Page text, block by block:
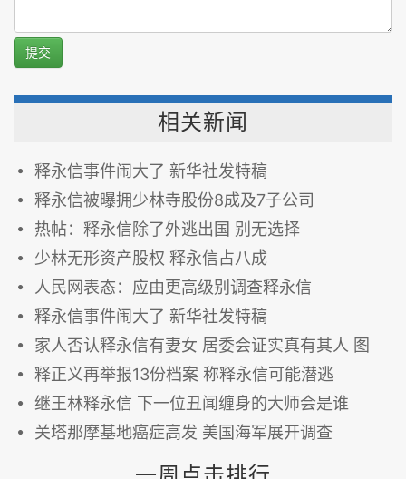
提交
相关新闻
释永信事件闹大了 新华社发特稿
释永信被曝拥少林寺股份8成及7子公司
热帖：释永信除了外逃出国 别无选择
少林无形资产股权 释永信占八成
人民网表态：应由更高级别调查释永信
释永信事件闹大了 新华社发特稿
家人否认释永信有妻女 居委会证实真有其人 图
释正义再举报13份档案 称释永信可能潜逃
继王林释永信 下一位丑闻缠身的大师会是谁
关塔那摩基地癌症高发 美国海军展开调查